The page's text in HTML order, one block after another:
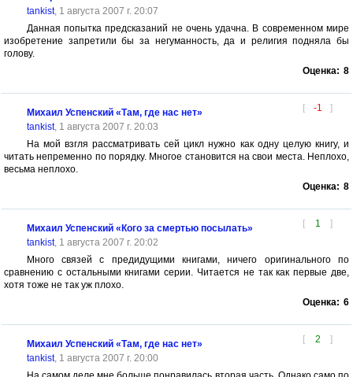
tankist, 1 августа 2007 г. 20:07
Данная попытка предсказаний не очень удачна. В современном мире
изобретение запретили бы за негуманность, да и религия подняла бы
голову.
Оценка: 8
[ -1 ]
Михаил Успенский «Там, где нас нет»
tankist, 1 августа 2007 г. 20:03
На мой взгля рассматривать сей цикл нужно как одну целую книгу, и
читать непременно по порядку. Многое становится на свои места. Неплохо,
весьма неплохо.
Оценка: 8
[ 1 ]
Михаил Успенский «Кого за смертью посылать»
tankist, 1 августа 2007 г. 20:02
Много связей с предидущими книгами, ничего оригинального по
сравнению с остальными книгами серии. Читается не так как первые две,
хотя тоже не так уж плохо.
Оценка: 6
[ 2 ]
Михаил Успенский «Там, где нас нет»
tankist, 1 августа 2007 г. 20:00